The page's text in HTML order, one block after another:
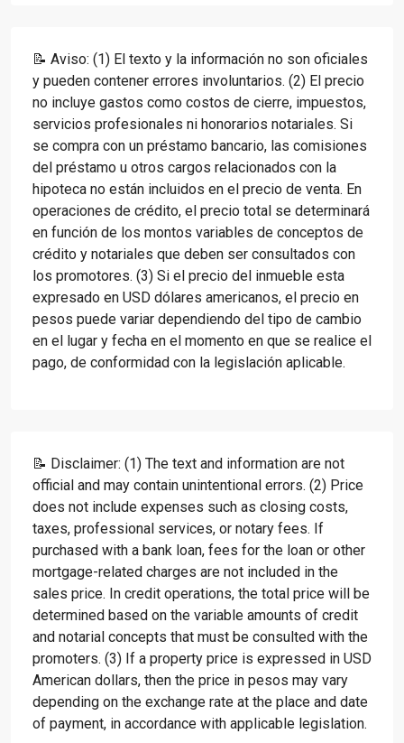
📝 Aviso: (1) El texto y la información no son oficiales
y pueden contener errores involuntarios. (2) El precio
no incluye gastos como costos de cierre, impuestos,
servicios profesionales ni honorarios notariales. Si
se compra con un préstamo bancario, las comisiones
del préstamo u otros cargos relacionados con la
hipoteca no están incluidos en el precio de venta. En
operaciones de crédito, el precio total se determinará
en función de los montos variables de conceptos de
crédito y notariales que deben ser consultados con
los promotores. (3) Si el precio del inmueble esta
expresado en USD dólares americanos, el precio en
pesos puede variar dependiendo del tipo de cambio
en el lugar y fecha en el momento en que se realice el
pago, de conformidad con la legislación aplicable.
📝 Disclaimer: (1) The text and information are not
official and may contain unintentional errors. (2) Price
does not include expenses such as closing costs,
taxes, professional services, or notary fees. If
purchased with a bank loan, fees for the loan or other
mortgage-related charges are not included in the
sales price. In credit operations, the total price will be
determined based on the variable amounts of credit
and notarial concepts that must be consulted with the
promoters. (3) If a property price is expressed in USD
American dollars, then the price in pesos may vary
depending on the exchange rate at the place and date
of payment, in accordance with applicable legislation.